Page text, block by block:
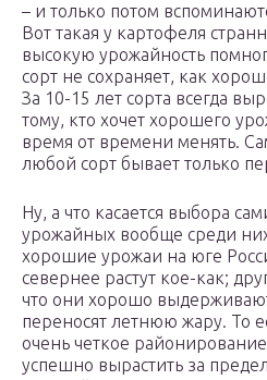
– и только потом
Вот такая у картофеля
высокую урожайность
сорт не сохраняет, как
За 10-15 лет сорта всегда
тому, кто хочет хорошего
время от времени менять.
любой сорт бывает только
Ну, а что касается выбора
урожайных вообще среди
хорошие урожаи на юге
севернее растут кое-как;
что они хорошо
переносят летнюю жару. То
очень четкое
успешно вырастить за